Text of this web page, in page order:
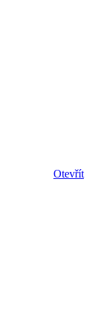
Otevřít